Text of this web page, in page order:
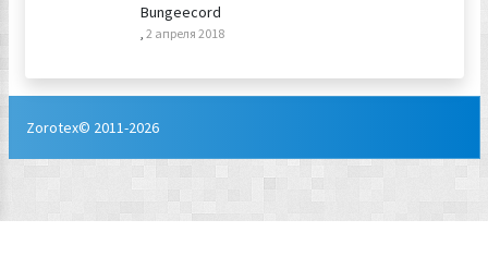
Bungeecord
, 2 апреля 2018
Zorotex© 2011-2026